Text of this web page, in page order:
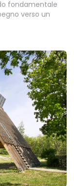
fondamentale
verso un